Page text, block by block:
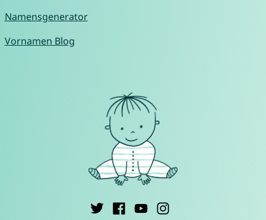
Namensgenerator
Vornamen Blog